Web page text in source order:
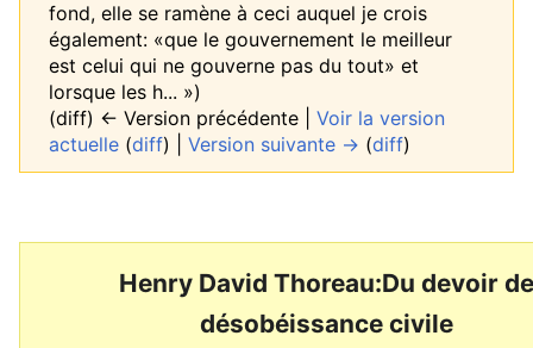
fond, elle se ramène à ceci auquel je crois
également: «que le gouvernement le meilleur
est celui qui ne gouverne pas du tout» et
lorsque les h... »)
(diff) ← Version précédente | Voir la version
actuelle (diff) | Version suivante → (diff)
Henry David Thoreau:Du devoir de
désobéissance civile